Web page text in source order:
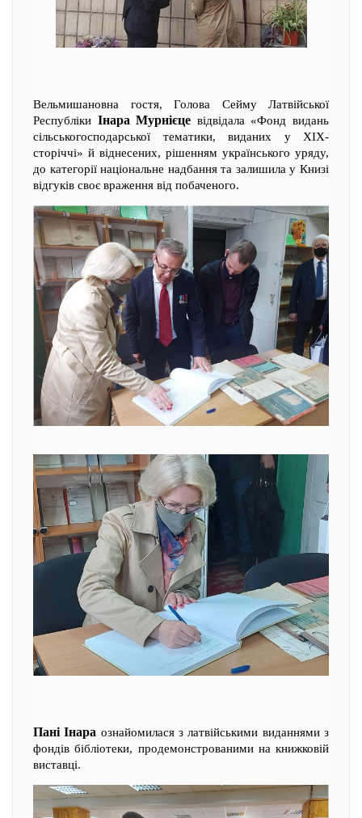
Вельмишановна гостя, Голова Сейму Латвійської
Республіки Інара Мурнієце відвідала «Фонд видань
сільськогосподарської тематики, виданих у XIX-
сторіччі» й віднесених, рішенням українського уряду,
до категорії національне надбання та залишила у Книзі
відгуків своє враження від побаченого.
Пані Інара ознайомилася з латвійськими виданнями з
фондів бібліотеки, продемонстрованими на книжковій
виставці.